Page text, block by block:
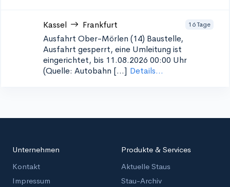
Kassel Frankfurt 16 Tage
Ausfahrt Ober-Mörlen (14) Baustelle,
Ausfahrt gesperrt, eine Umleitung ist
eingerichtet, bis 11.08.2026 00:00 Uhr
(Quelle: Autobahn [...] Details...
Unternehmen
Kontakt
Impressum
Produkte & Services
Aktuelle Staus
Stau-Archiv